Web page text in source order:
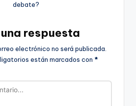
debate?
respuesta
electrónico no será publicada.
están marcados con *